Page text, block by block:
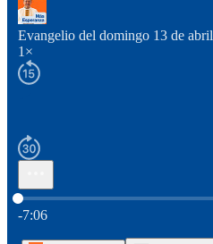
Evangelio del domingo 13 de
1×
Hora actual: 0:00 / Tiempo total: -
-7:06